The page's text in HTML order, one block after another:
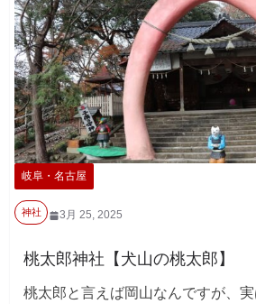
岐阜・名古屋
3月 25, 2025
神社
桃太郎神社【犬山の桃太郎】
桃太郎と言えば岡山なんですが、